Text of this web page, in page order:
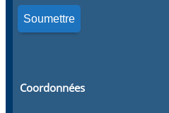
Coordonnées